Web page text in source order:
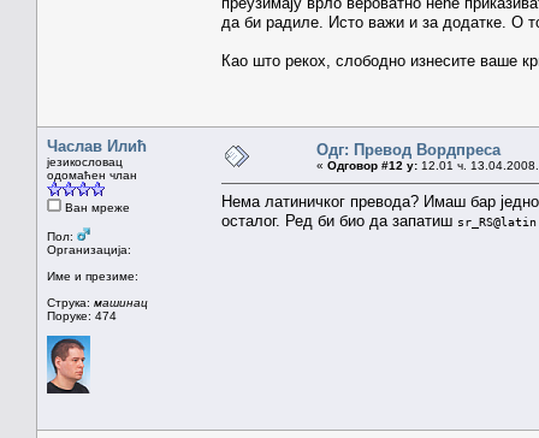
да би радиле. Исто важи и за додатке. О
Као што рекох, слободно изнесите ваше
Часлав Илић
језикословац
одомаћен члан
Ван мреже
Пол:
Организација:
Име и презиме:
Струка: машинац
Поруке: 474
Одг: Превод Вордпреса
« Одговор #12 у: 12.01 ч.
Нема латиничког превода? Имаш бар
осталог. Ред би био да запатиш sr_RS@latin